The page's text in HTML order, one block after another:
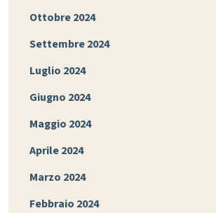
Ottobre 2024
Settembre 2024
Luglio 2024
Giugno 2024
Maggio 2024
Aprile 2024
Marzo 2024
Febbraio 2024